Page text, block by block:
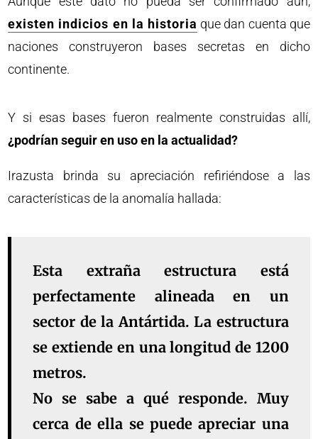
existen indicios en la historia que dan cuenta que
naciones construyeron bases secretas en dicho
continente.
Y si esas bases fueron realmente construidas allí,
¿podrían seguir en uso en la actualidad?
Irazusta brinda su apreciación refiriéndose a las
características de la anomalía hallada:
Esta extraña estructura está
perfectamente alineada en un
sector de la Antártida. La estructura
se extiende en una longitud de 1200
metros.
No se sabe a qué responde. Muy
cerca de ella se puede apreciar una